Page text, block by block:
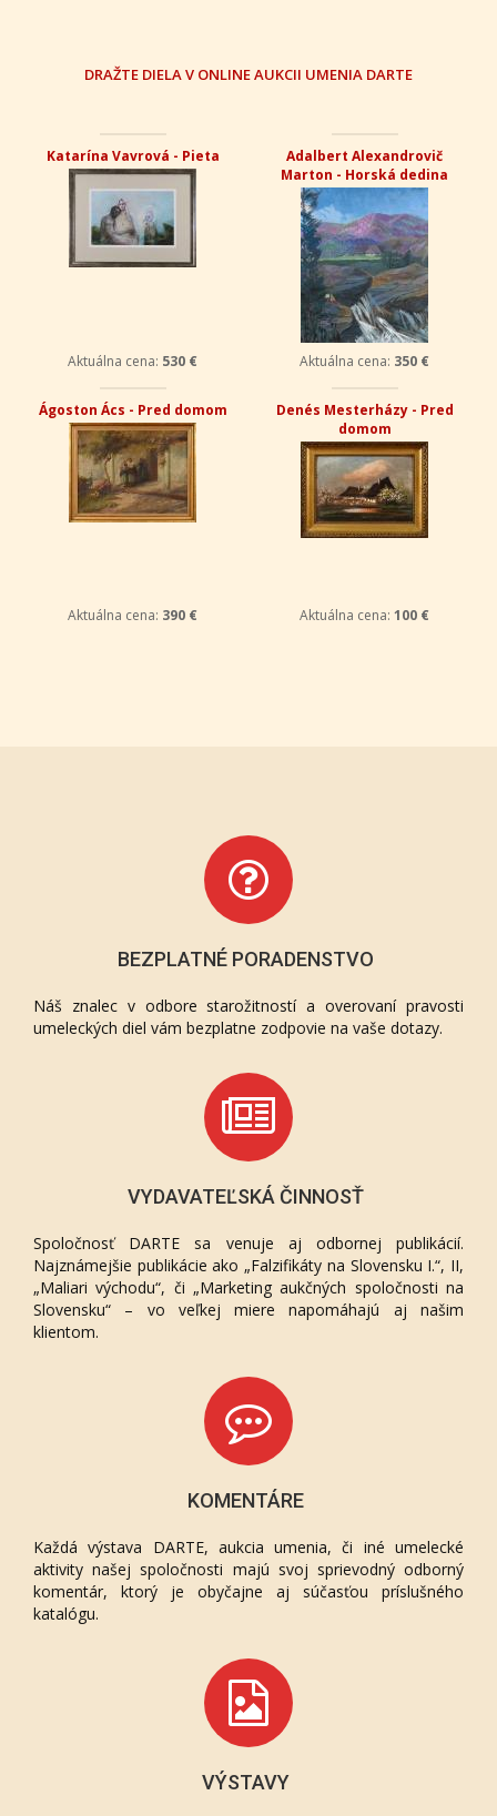
DRAŽTE DIELA V ONLINE AUKCII UMENIA DARTE
Katarína Vavrová - Pieta
Aktuálna cena: 530 €
Adalbert Alexandrovič
Marton - Horská dedina
Aktuálna cena: 350 €
Ágoston Ács - Pred domom
Aktuálna cena: 390 €
Denés Mesterházy - Pred
domom
Aktuálna cena: 100 €
BEZPLATNÉ PORADENSTVO
Náš znalec v odbore starožitností a overovaní pravosti
umeleckých diel vám bezplatne zodpovie na vaše dotazy.
VYDAVATEĽSKÁ ČINNOSŤ
Spoločnosť DARTE sa venuje aj odbornej publikácií.
Najznámejšie publikácie ako „Falzifikáty na Slovensku I.“, II,
„Maliari východu“, či „Marketing aukčných spoločnosti na
Slovensku“ – vo veľkej miere napomáhajú aj našim
klientom.
KOMENTÁRE
Každá výstava DARTE, aukcia umenia, či iné umelecké
aktivity našej spoločnosti majú svoj sprievodný odborný
komentár, ktorý je obyčajne aj súčasťou príslušného
katalógu.
VÝSTAVY